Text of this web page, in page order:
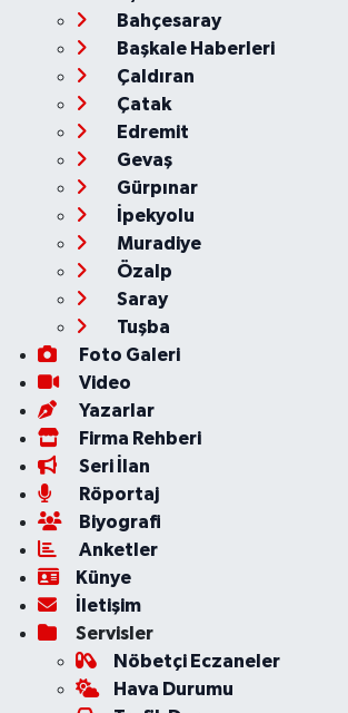
Bahçesaray
Başkale Haberleri
Çaldıran
Çatak
Edremit
Gevaş
Gürpınar
İpekyolu
Muradiye
Özalp
Saray
Tuşba
Foto Galeri
Video
Yazarlar
Firma Rehberi
Seri İlan
Röportaj
Biyografi
Anketler
Künye
İletişim
Servisler
Nöbetçi Eczaneler
Hava Durumu